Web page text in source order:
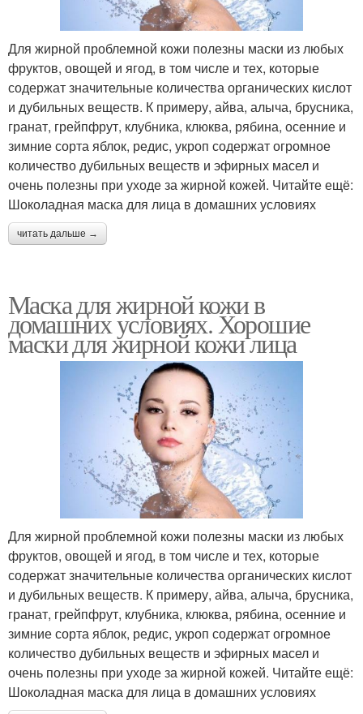
Для жирной проблемной кожи полезны маски из любых
фруктов, овощей и ягод, в том числе и тех, которые
содержат значительные количества органических кислот
и дубильных веществ. К примеру, айва, алыча, брусника,
гранат, грейпфрут, клубника, клюква, рябина, осенние и
зимние сорта яблок, редис, укроп содержат огромное
количество дубильных веществ и эфирных масел и
очень полезны при уходе за жирной кожей. Читайте ещё:
Шоколадная маска для лица в домашних условиях
читать дальше →
Маска для жирной кожи в
домашних условиях. Хорошие
маски для жирной кожи лица
Для жирной проблемной кожи полезны маски из любых
фруктов, овощей и ягод, в том числе и тех, которые
содержат значительные количества органических кислот
и дубильных веществ. К примеру, айва, алыча, брусника,
гранат, грейпфрут, клубника, клюква, рябина, осенние и
зимние сорта яблок, редис, укроп содержат огромное
количество дубильных веществ и эфирных масел и
очень полезны при уходе за жирной кожей. Читайте ещё:
Шоколадная маска для лица в домашних условиях